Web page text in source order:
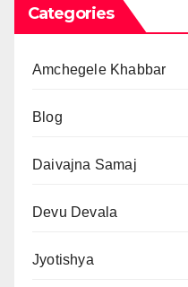
Categories
Amchegele Khabbar
Blog
Daivajna Samaj
Devu Devala
Jyotishya